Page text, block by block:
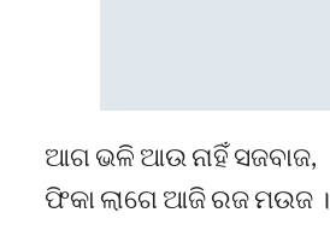
ଆଗ ଭଳି ଆଉ ନାହିଁ ସଜବାଜ,
ଫିକା ଲାଗେ ଆଜି ରଜ ମଉଜ ।